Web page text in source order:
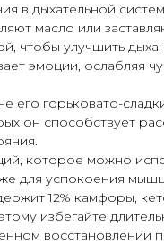
в дыхательной
масло или
чтобы улучшить
эмоции, ослабляя
его горьковато-
он способствует
которое можно
для успокоения
12% камфоры,
избегайте
восстановлении